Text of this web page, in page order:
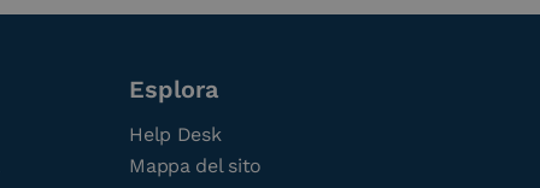
Esplora
Help Desk
Mappa del sito